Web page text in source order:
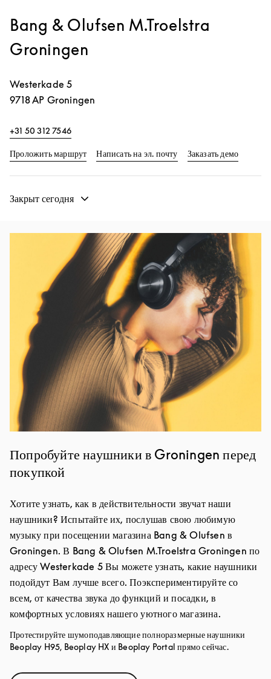
Bang & Olufsen M.Troelstra
Groningen
Westerkade 5
9718 AP Groningen
+31 50 312 7546
Проложить маршрутLink Opens in New Tab
Написать на эл. почту Заказать демо
Закрыт сегодня
Изображение события
Попробуйте наушники в Groningen перед
покупкой
Хотите узнать, как в действительности звучат наши
наушники? Испытайте их, послушав свою любимую
музыку при посещении магазина Bang & Olufsen в
Groningen. В Bang & Olufsen M.Troelstra Groningen по
адресу Westerkade 5 Вы можете узнать, какие наушники
подойдут Вам лучше всего. Поэкспериментируйте со
всем, от качества звука до функций и посадки, в
комфортных условиях нашего уютного магазина.
Протестируйте шумоподавляющие полноразмерные наушники
Beoplay H95, Beoplay HX и Beoplay Portal прямо сейчас.